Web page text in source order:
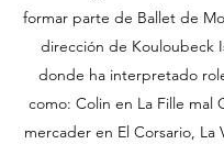
formar parte de Ballet de
dirección de Kouloubeck
donde ha interpretado
como: Colin en La Fille mal
mercader en El Corsario, La